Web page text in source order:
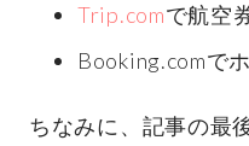
Trip.comで航空
Booking.comで
ちなみに、記事の最